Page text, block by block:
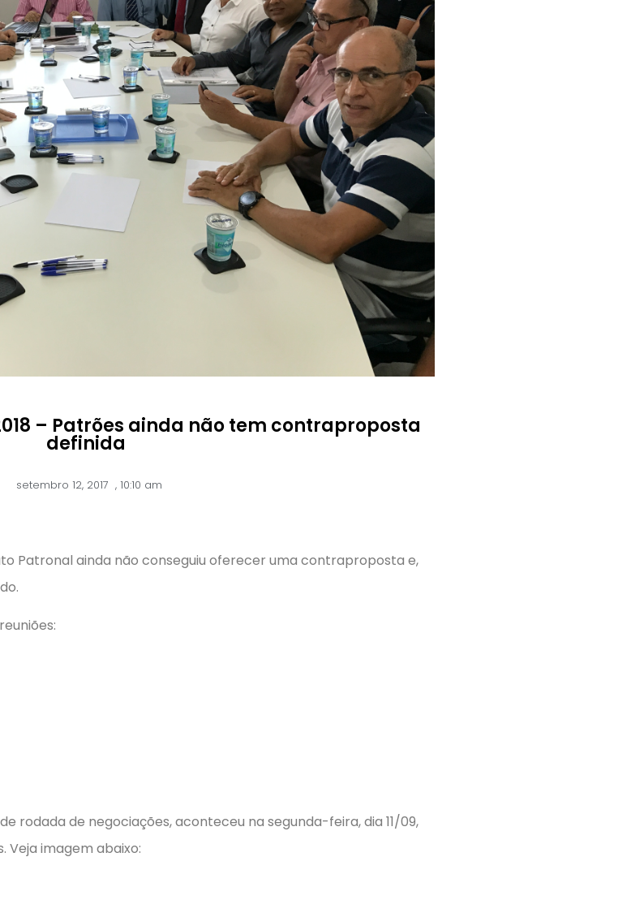
– Patrões ainda não tem contraproposta
definida
setembro 12, 2017 , 10:10 am
Patronal ainda não conseguiu oferecer uma contraproposta e,
rodada de negociações, aconteceu na segunda-feira, dia 11/09,
Veja imagem abaixo: